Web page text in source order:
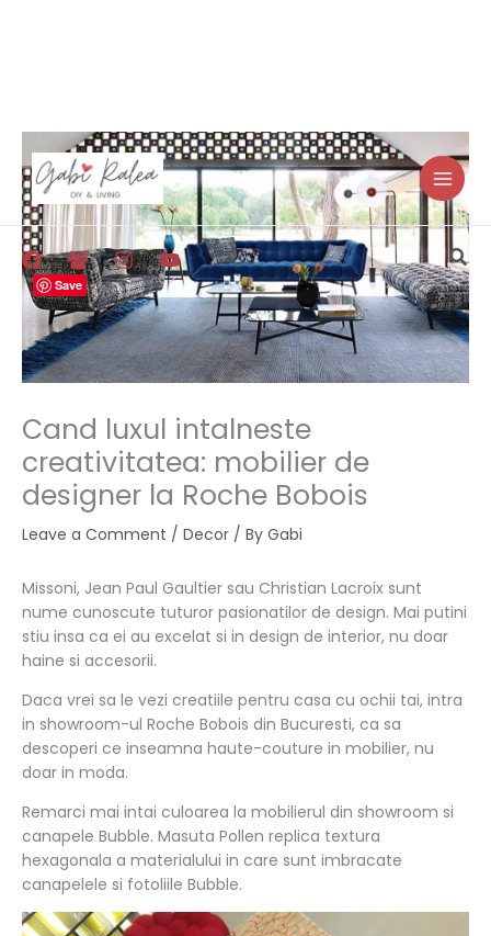
content
Cand luxul intalneste
creativitatea: mobilier de
designer la Roche Bobois
Leave a Comment / Decor / By Gabi
Missoni, Jean Paul Gaultier sau Christian Lacroix sunt
nume cunoscute tuturor pasionatilor de design. Mai putini
stiu insa ca ei au excelat si in design de interior, nu doar
haine si accesorii.
Daca vrei sa le vezi creatiile pentru casa cu ochii tai, intra
in showroom-ul Roche Bobois din Bucuresti, ca sa
descoperi ce inseamna haute-couture in mobilier, nu
doar in moda.
Remarci mai intai culoarea la mobilierul din showroom si
canapele Bubble. Masuta Pollen replica textura
hexagonala a materialului in care sunt imbracate
canapelele si fotoliile Bubble.
Save